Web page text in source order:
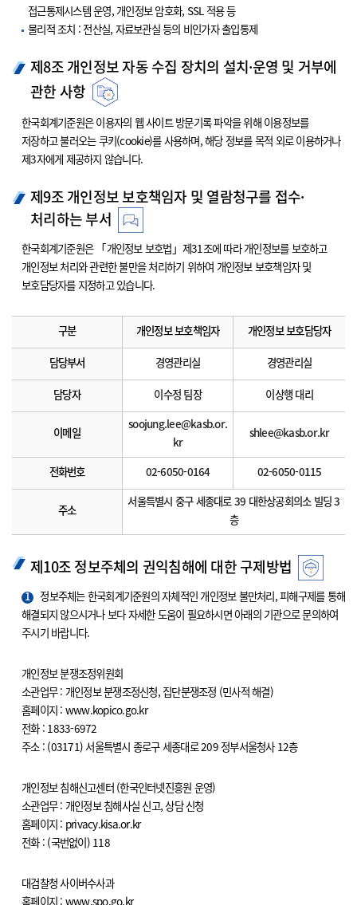
접근통제시스템 운영, 개인정보 암호화, SSL 적용 등
물리적 조치 : 전산실, 자료보관실 등의 비인가자 출입통제
제8조 개인정보 자동 수집 장치의 설치·운영 및 거부에
관한 사항
한국회계기준원은 이용자의 웹 사이트 방문기록 파악을 위해 이용정보를
저장하고 불러오는 쿠키(cookie)를 사용하며, 해당 정보를 목적 외로 이용하거나
제3자에게 제공하지 않습니다.
제9조 개인정보 보호책임자 및 열람청구를 접수·
처리하는 부서
한국회계기준원은 「개인정보 보호법」제31조에 따라 개인정보를 보호하고
개인정보 처리와 관련한 불만을 처리하기 위하여 개인정보 보호책임자 및
보호담당자를 지정하고 있습니다.
구분 개인정보 보호책임자 개인정보 보호담당자
담당부서 경영관리실 경영관리실
담당자 이수정 팀장 이상행 대리
이메일
soojung.lee@kasb.or.
kr
shlee@kasb.or.kr
전화번호 02-6050-0164 02-6050-0115
주소
서울특별시 중구 세종대로 39 대한상공회의소 빌딩 3
층
제10조 정보주체의 권익침해에 대한 구제방법
1
정보주체는 한국회계기준원의 자체적인 개인정보 불만처리, 피해구제를 통해
해결되지 않으시거나 보다 자세한 도움이 필요하시면 아래의 기관으로 문의하여
주시기 바랍니다.
개인정보 분쟁조정위원회
소관업무 : 개인정보 분쟁조정신청, 집단분쟁조정 (민사적 해결)
홈페이지 : www.kopico.go.kr
전화 : 1833-6972
주소 : (03171) 서울특별시 종로구 세종대로 209 정부서울청사 12층
개인정보 침해신고센터 (한국인터넷진흥원 운영)
소관업무 : 개인정보 침해사실 신고, 상담 신청
홈페이지 : privacy.kisa.or.kr
전화 : (국번없이) 118
대검찰청 사이버수사과
홈페이지 : www.spo.go.kr